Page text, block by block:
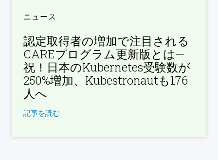
ニュース
認定取得者の増加で注目される
CAREプログラム更新版とは—
祝！日本のKubernetes受験数が
250%増加、Kubestronautも176
人へ
記事を読む